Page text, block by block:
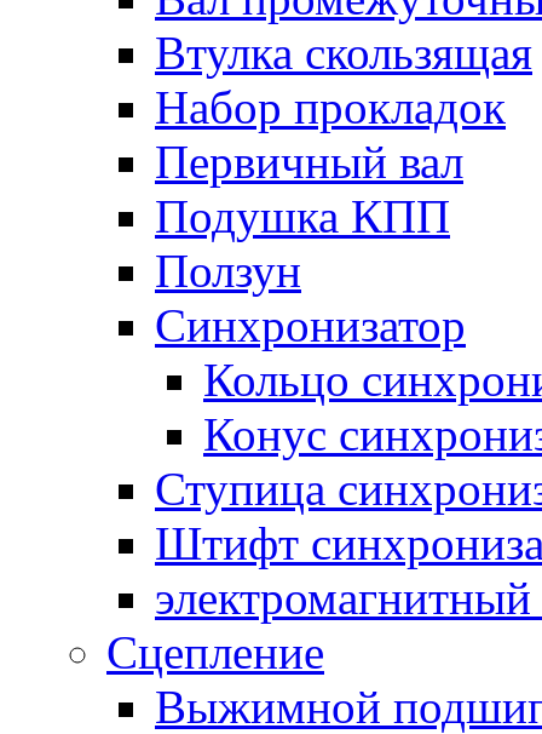
Втулка скользящая
Набор прокладок
Первичный вал
Подушка КПП
Ползун
Синхронизатор
Кольцо
Конус
Ступица
Штифт
электромагнитный
Сцепление
Выжимной